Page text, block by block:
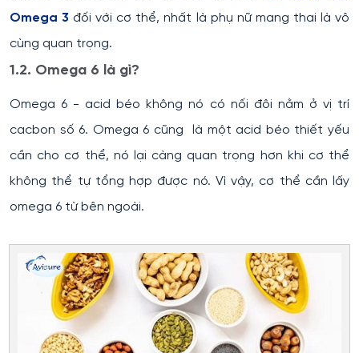
Omega 3 đối với cơ thể, nhất là phụ nữ mang thai là vô
cùng quan trọng.
1.2. Omega 6 là gì?
Omega 6 - acid béo không nó có nối đôi nằm ở vị trí
cacbon số 6. Omega 6 cũng là một acid béo thiết yếu
cần cho cơ thể, nó lại càng quan trọng hơn khi cơ thể
không thể tự tổng hợp được nó. Vì vậy, cơ thể cần lấy
omega 6 từ bên ngoài.